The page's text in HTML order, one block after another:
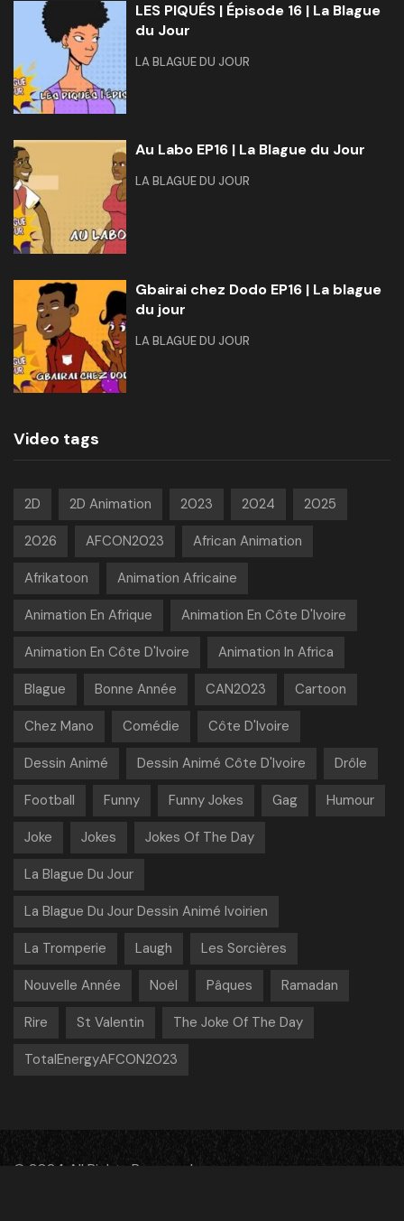
LES PIQUÉS | Épisode 16 | La Blague
du Jour
LA BLAGUE DU JOUR
Au Labo EP16 | La Blague du Jour
LA BLAGUE DU JOUR
Gbairai chez Dodo EP16 | La blague
du jour
LA BLAGUE DU JOUR
Video tags
2D 2D Animation 2023 2024 2025
2026 AFCON2023 African Animation
Afrikatoon Animation Africaine
Animation En Afrique Animation En Côte D'Ivoire
Animation En Côte D'Ivoire Animation In Africa
Blague Bonne Année CAN2023 Cartoon
Chez Mano Comédie Côte D'Ivoire
Dessin Animé Dessin Animé Côte D'Ivoire Drôle
Football Funny Funny Jokes Gag Humour
Joke Jokes Jokes Of The Day
La Blague Du Jour
La Blague Du Jour Dessin Animé Ivoirien
La Tromperie Laugh Les Sorcières
Nouvelle Année Noël Pâques Ramadan
Rire St Valentin The Joke Of The Day
TotalEnergyAFCON2023
© 2024 All Rights Reserved